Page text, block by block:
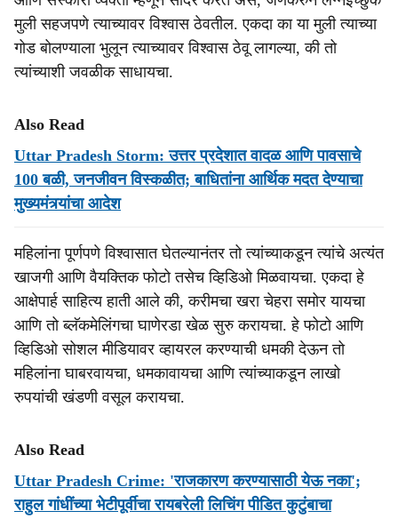
मुली सहजपणे त्याच्यावर विश्वास ठेवतील. एकदा का या मुली त्याच्या
गोड बोलण्याला भुलून त्याच्यावर विश्वास ठेवू लागल्या, की तो
त्यांच्याशी जवळीक साधायचा.
Also Read
Uttar Pradesh Storm: उत्तर प्रदेशात वादळ आणि पावसाचे
100 बळी, जनजीवन विस्कळीत; बाधितांना आर्थिक मदत देण्याचा
मुख्यमंत्र्यांचा आदेश
महिलांना पूर्णपणे विश्वासात घेतल्यानंतर तो त्यांच्याकडून त्यांचे अत्यंत
खाजगी आणि वैयक्तिक फोटो तसेच व्हिडिओ मिळवायचा. एकदा हे
आक्षेपार्ह साहित्य हाती आले की, करीमचा खरा चेहरा समोर यायचा
आणि तो ब्लॅकमेलिंगचा घाणेरडा खेळ सुरु करायचा. हे फोटो आणि
व्हिडिओ सोशल मीडियावर व्हायरल करण्याची धमकी देऊन तो
महिलांना घाबरवायचा, धमकावायचा आणि त्यांच्याकडून लाखो
रुपयांची खंडणी वसूल करायचा.
Also Read
Uttar Pradesh Crime: 'राजकारण करण्यासाठी येऊ नका';
राहुल गांधींच्या भेटीपूर्वीचा रायबरेली लिचिंग पीडित कुटुंबाचा